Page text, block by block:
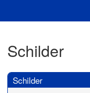
Schilder
Schilder